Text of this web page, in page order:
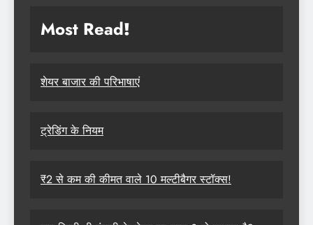
Most Read!
शेयर बाजार की परिभाषाएं
ट्रेडिंग के नियम
₹2 से कम की कीमत वाले 10 मल्टीबैगर स्टॉक्स!